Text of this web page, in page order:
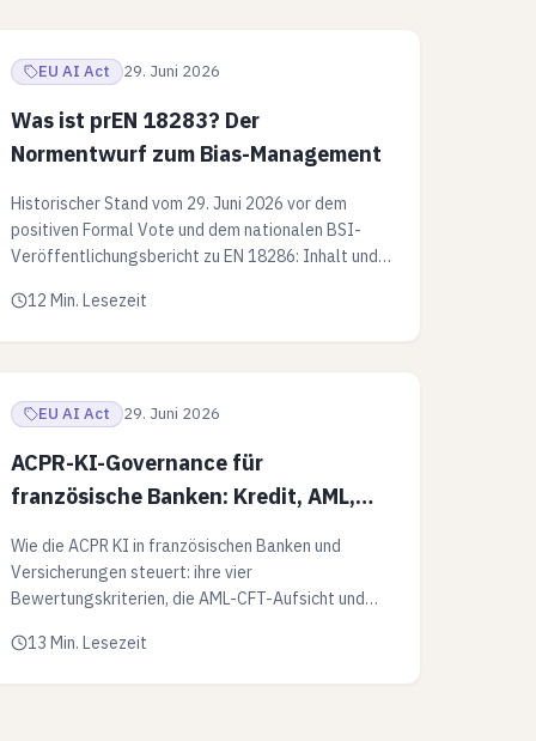
EU AI Act 29. Juni 2026
Was ist prEN 18283? Der
Normentwurf zum Bias-Management
Historischer Stand vom 29. Juni 2026 vor dem
positiven Formal Vote und dem nationalen BSI-
Veröffentlichungsbericht zu EN 18286: Inhalt und
Arbeitsentwurfs.
12 Min. Lesezeit
EU AI Act 29. Juni 2026
ACPR-KI-Governance für
französische Banken: Kredit, AML,
Wie die ACPR KI in französischen Banken und
Versicherungen steuert: ihre vier
Bewertungskriterien, die AML-CFT-Aufsicht und
Folgenabschätzung der EU-KI-Verordnung und
13 Min. Lesezeit